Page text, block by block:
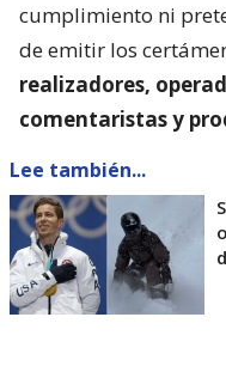
cumplimiento ni
de emitir los
realizadores,
comentaristas y
Lee también...